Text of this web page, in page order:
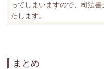
ってしまいますので、司法
たします。
まとめ